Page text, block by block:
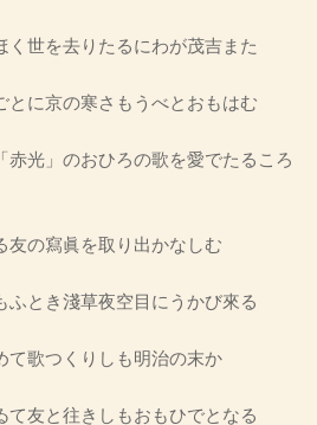
く世を去りたるにわが茂吉また
とに京の寒さもうべとおもはむ
赤光」のおひろの歌を愛でたるころ
友の寫眞を取り出かなしむ
ふとき淺草夜空目にうかび來る
て歌つくりしも明治の末か
て友と往きしもおもひでとなる